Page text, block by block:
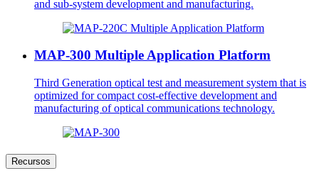
and sub-system development and manufacturing.
MAP-300 Multiple Application Platform
Third Generation optical test and measurement system that is
optimized for compact cost-effective development and
manufacturing of optical communications technology.
Recursos